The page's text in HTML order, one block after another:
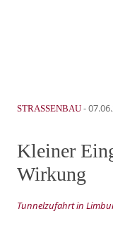
STRASSENBAU -
Kleiner
Wirkung
Tunnelzufahrt in